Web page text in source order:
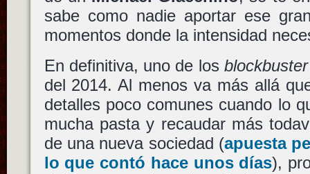
sabe como nadie aportar ese
momentos donde la intensidad
En definitiva, uno de los blockbuster
del 2014. Al menos va más allá
detalles poco comunes cuando lo
mucha pasta y recaudar más
de una nueva sociedad (apuesta
lo que contó hace unos días),